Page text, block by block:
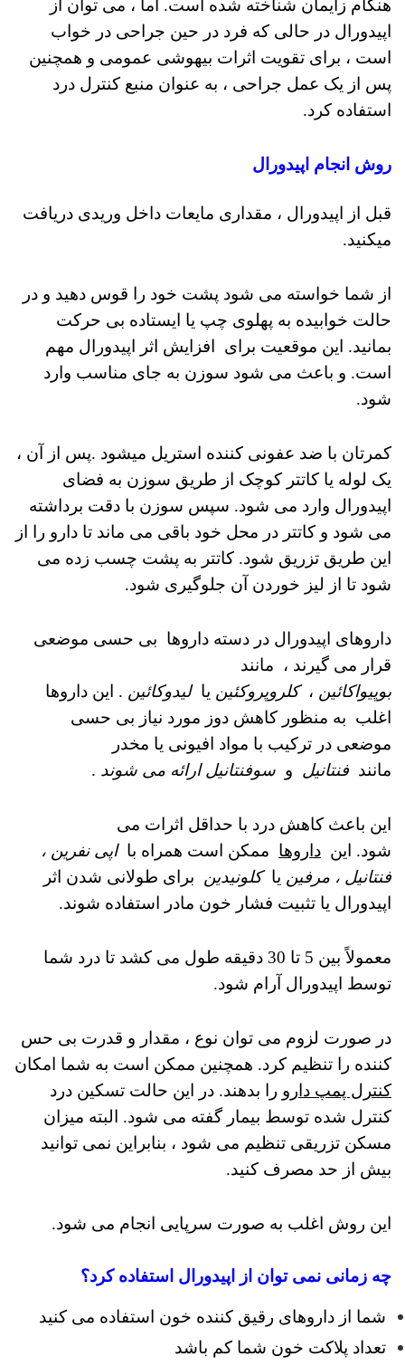
هنگام زایمان شناخته شده است. اما ، می توان از
اپیدورال در حالی که فرد در حین جراحی در خواب
است ، برای تقویت اثرات بیهوشی عمومی و همچنین
پس از یک عمل جراحی ، به عنوان منبع کنترل درد
استفاده کرد.
روش انجام اپیدورال
قبل از اپیدورال ، مقداری مایعات داخل وریدی دریافت
میکنید.
از شما خواسته می شود پشت خود را قوس دهید و در
حالت خوابیده به پهلوی چپ یا ایستاده بی حرکت
بمانید. این موقعیت برای افزایش اثر اپیدورال مهم
است. و باعث می شود سوزن به جای مناسب وارد
شود.
کمرتان با ضد عفونی کننده استریل میشود .پس از آن ،
یک لوله یا کاتتر کوچک از طریق سوزن به فضای
اپیدورال وارد می شود. سپس سوزن با دقت برداشته
می شود و کاتتر در محل خود باقی می ماند تا دارو را از
این طریق تزریق شود. کاتتر به پشت چسب زده می
شود تا از لیز خوردن آن جلوگیری شود.
داروهای اپیدورال در دسته داروها بی حسی موضعی
قرار می گیرند ، مانند
بوپیواکائین ،کلروپروکئین یالیدوکائین . این داروها
اغلب به منظور کاهش دوز مورد نیاز بی حسی
موضعی در ترکیب با مواد افیونی یا مخدر
مانند فنتانیل و سوفنتانیل ارائه می شوند .
این باعث کاهش درد با حداقل اثرات می
شود. این داروها ممکن است همراه بااپی نفرین ،
فنتانیل ، مرفین یاکلونیدین برای طولانی شدن اثر
اپیدورال یا تثبیت فشار خون مادر استفاده شوند.
معمولاً بین 5 تا 30 دقیقه طول می کشد تا درد شما
توسط اپیدورال آرام شود.
در صورت لزوم می توان نوع ، مقدار و قدرت بی حس
کننده را تنظیم کرد. همچنین ممکن است به شما امکان
کنترل پمپ دارو را بدهند. در این حالت تسکین درد
کنترل شده توسط بیمار گفته می شود. البته میزان
مسکن تزریقی تنظیم می شود ، بنابراین نمی توانید
بیش از حد مصرف کنید.
این روش اغلب به صورت سرپایی انجام می شود.
چه زمانی نمی توان از اپیدورال استفاده کرد؟
شما از داروهای رقیق کننده خون استفاده می کنید
تعداد پلاکت خون شما کم باشد